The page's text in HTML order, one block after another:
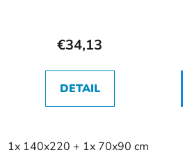
€34,13
DETAIL
1x 140x220 + 1x 70x90 cm